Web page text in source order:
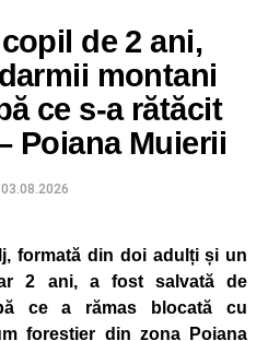
Printre participanți s-au aflat
cu experiență, inspectori
școlari, educatori și
toate disciplinele din
în școală
pornit de la convingerea că
profesorilor. Provocarea nu
unor contexte în care
validate și transformate în
de 2 ani,
montani
ce s-a rătăcit
Poiana Muierii
03.08.2026
formată din doi adulți și un
2 ani, a fost salvată de
ce a rămas blocată cu
forestier din zona Poiana